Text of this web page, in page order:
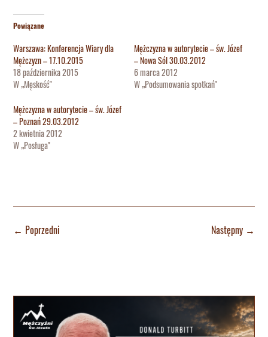
Powiązane
Warszawa: Konferencja Wiary dla
Mężczyzn – 17.10.2015
18 października 2015
W „Męskość"
Mężczyzna w autorytecie – św. Józef
– Nowa Sól 30.03.2012
6 marca 2012
W „Podsumowania spotkań"
Mężczyzna w autorytecie – św. Józef
– Poznań 29.03.2012
2 kwietnia 2012
W „Posługa"
← Poprzedni Następny→